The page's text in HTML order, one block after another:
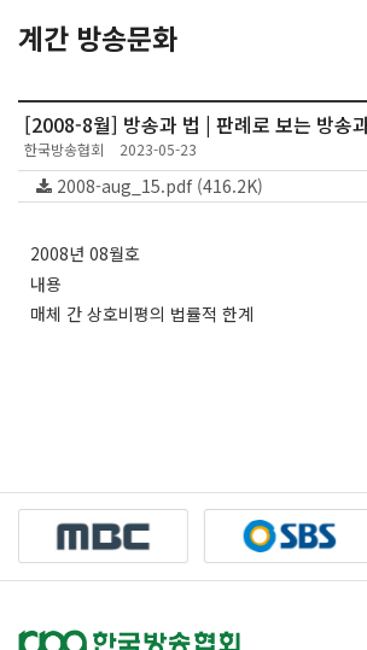
계간 방송문화
[2008-8월] 방송과 법 | 판례로 보는 방송
한국방송협회 2023-05-23
2008-aug_15.pdf (416.2K)
2008년 08월호
내용
매체 간 상호비평의 법률적 한계